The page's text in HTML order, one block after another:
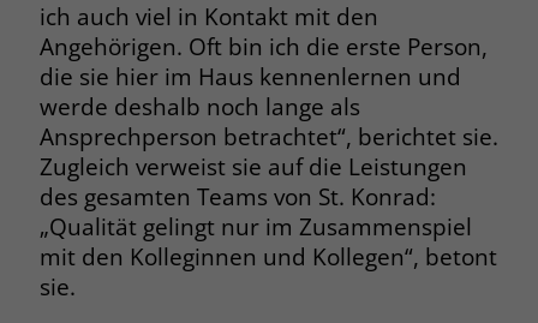
ich auch viel in Kontakt mit den
Angehörigen. Oft bin ich die erste Person,
die sie hier im Haus kennenlernen und
werde deshalb noch lange als
Ansprechperson betrachtet“, berichtet sie.
Zugleich verweist sie auf die Leistungen
des gesamten Teams von St. Konrad:
„Qualität gelingt nur im Zusammenspiel
mit den Kolleginnen und Kollegen“, betont
sie.
Anbieter Google Ads
Laufzeit 90 Tage
Zweck
Dieses Cookie wird gesetzt, wenn ein
User über einen Klick auf eine Google
Werbeanzeige auf die Website gelangt.
Es enthält Informationen darüber,
welche Werbeanzeige geklickt wurde,